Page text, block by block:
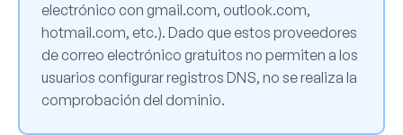
electrónico con gmail.com, outlook.com,
hotmail.com, etc.). Dado que estos proveedores
de correo electrónico gratuitos no permiten a los
usuarios configurar registros DNS, no se realiza la
comprobación del dominio.